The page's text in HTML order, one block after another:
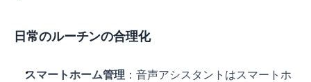
日常のルーチンの合理化
スマートホーム管理 ：音声アシスタントはスマートホ